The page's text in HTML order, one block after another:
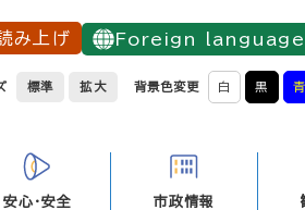
み上げ Foreign language
標準 拡大 背景色変更 白 黒 青
安心・安全 市政情報